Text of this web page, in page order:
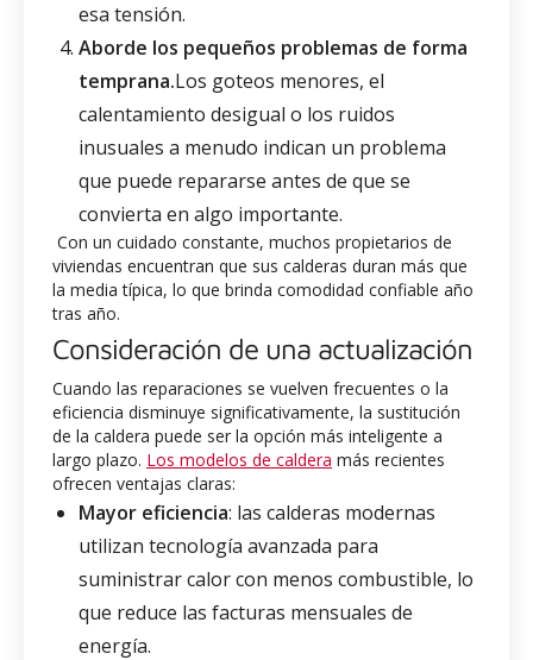
esa tensión.
Aborde los pequeños problemas de forma
temprana.Los goteos menores, el
calentamiento desigual o los ruidos
inusuales a menudo indican un problema
que puede repararse antes de que se
convierta en algo importante.
Con un cuidado constante, muchos propietarios de
viviendas encuentran que sus calderas duran más que
la media típica, lo que brinda comodidad confiable año
tras año.
Consideración de una actualización
Cuando las reparaciones se vuelven frecuentes o la
eficiencia disminuye significativamente, la sustitución
de la caldera puede ser la opción más inteligente a
largo plazo. Los modelos de caldera más recientes
ofrecen ventajas claras:
Mayor eficiencia: las calderas modernas
utilizan tecnología avanzada para
suministrar calor con menos combustible, lo
que reduce las facturas mensuales de
energía.